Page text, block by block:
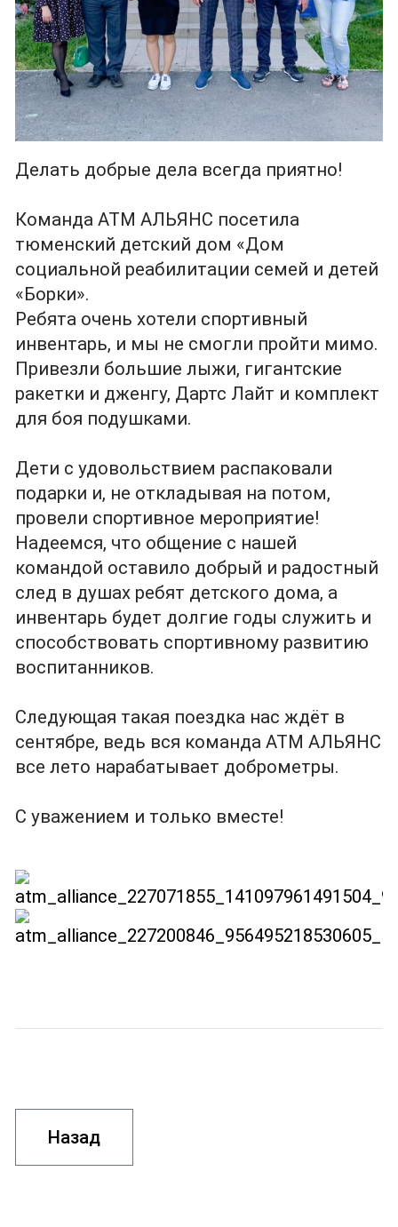
Делать добрые дела всегда приятно!
Команда АТМ АЛЬЯНС посетила
тюменский детский дом «Дом
социальной реабилитации семей и детей
«Борки».
Ребята очень хотели спортивный
инвентарь, и мы не смогли пройти мимо.
Привезли большие лыжи, гигантские
ракетки и дженгу, Дартс Лайт и комплект
для боя подушками.
Дети с удовольствием распаковали
подарки и, не откладывая на потом,
провели спортивное мероприятие!
Надеемся, что общение с нашей
командой оставило добрый и радостный
след в душах ребят детского дома, а
инвентарь будет долгие годы служить и
способствовать спортивному развитию
воспитанников.
Следующая такая поездка нас ждёт в
сентябре, ведь вся команда АТМ АЛЬЯНС
все лето нарабатывает доброметры.
С уважением и только вместе!
Назад